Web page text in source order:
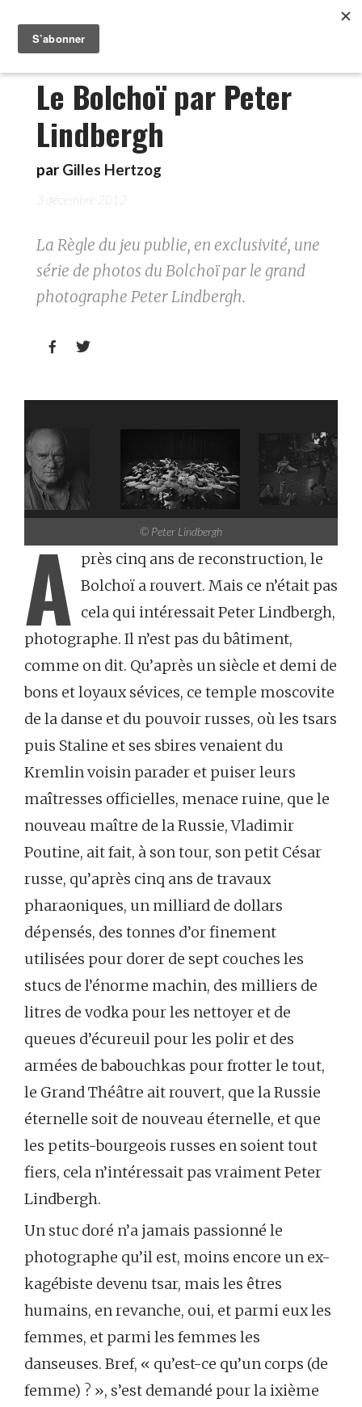
Le Bolchoï par Peter
Lindbergh
par Gilles Hertzog
3 décembre 2012
La Règle du jeu publie, en exclusivité, une
série de photos du Bolchoï par le grand
photographe Peter Lindbergh.
 
© Peter Lindbergh
A près cinq ans de reconstruction, le
Bolchoï a rouvert. Mais ce n’était pas
cela qui intéressait Peter Lindbergh,
photographe. Il n’est pas du bâtiment,
comme on dit. Qu’après un siècle et demi de
bons et loyaux sévices, ce temple moscovite
de la danse et du pouvoir russes, où les tsars
puis Staline et ses sbires venaient du
Kremlin voisin parader et puiser leurs
maîtresses officielles, menace ruine, que le
nouveau maître de la Russie, Vladimir
Poutine, ait fait, à son tour, son petit César
russe, qu’après cinq ans de travaux
pharaoniques, un milliard de dollars
dépensés, des tonnes d’or finement
utilisées pour dorer de sept couches les
stucs de l’énorme machin, des milliers de
litres de vodka pour les nettoyer et de
queues d’écureuil pour les polir et des
armées de babouchkas pour frotter le tout,
le Grand Théâtre ait rouvert, que la Russie
éternelle soit de nouveau éternelle, et que
les petits-bourgeois russes en soient tout
fiers, cela n’intéressait pas vraiment Peter
Lindbergh.
Un stuc doré n’a jamais passionné le
photographe qu’il est, moins encore un ex-
kagébiste devenu tsar, mais les êtres
humains, en revanche, oui, et parmi eux les
femmes, et parmi les femmes les
danseuses. Bref, « qu’est-ce qu’un corps (de
femme) ? », s’est demandé pour la ixième